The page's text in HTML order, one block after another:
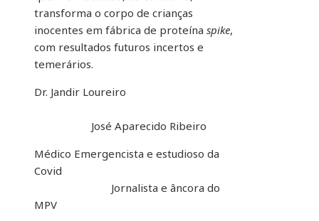
transforma o corpo de crianças
inocentes em fábrica de proteína spike,
com resultados futuros incertos e
temerários.
Dr. Jandir Loureiro
José Aparecido Ribeiro
Médico Emergencista e estudioso da
Covid
Jornalista e âncora do
MPV